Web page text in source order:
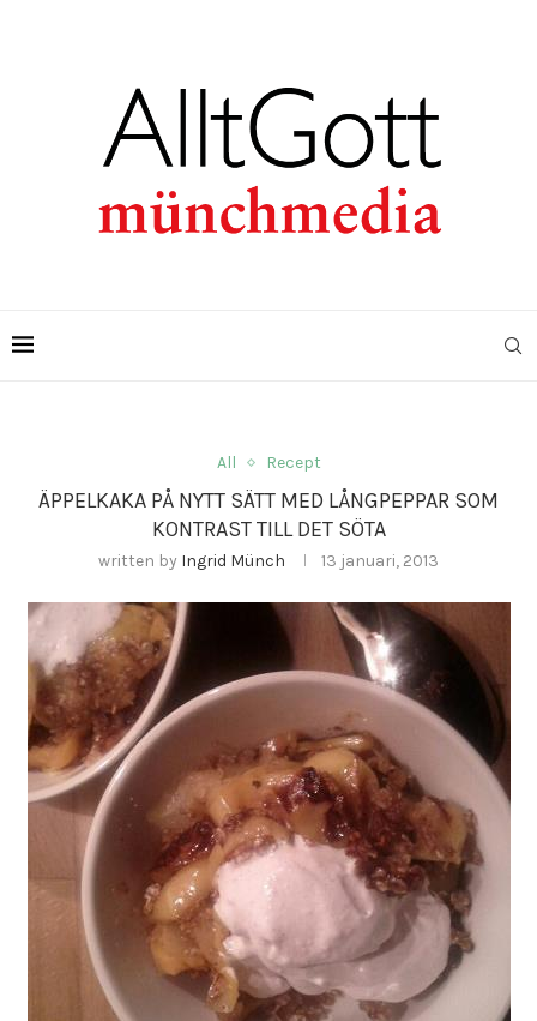
All Recept
ÄPPELKAKA PÅ NYTT SÄTT MED LÅNGPEPPAR SOM
KONTRAST TILL DET SÖTA
written by Ingrid Münch 13 januari, 2013